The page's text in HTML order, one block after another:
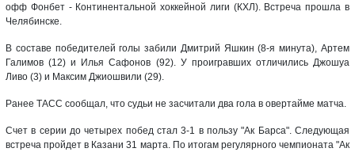
офф Фонбет - Континентальной хоккейной лиги (КХЛ). Встреча прошла в
Челябинске.
В составе победителей голы забили Дмитрий Яшкин (8-я минута), Артем
Галимов (12) и Илья Сафонов (92). У проигравших отличились Джошуа
Ливо (3) и Максим Джиошвили (29).
Ранее ТАСС сообщал, что судьи не засчитали два гола в овертайме матча.
Счет в серии до четырех побед стал 3-1 в пользу "Ак Барса". Следующая
встреча пройдет в Казани 31 марта. По итогам регулярного чемпионата "Ак